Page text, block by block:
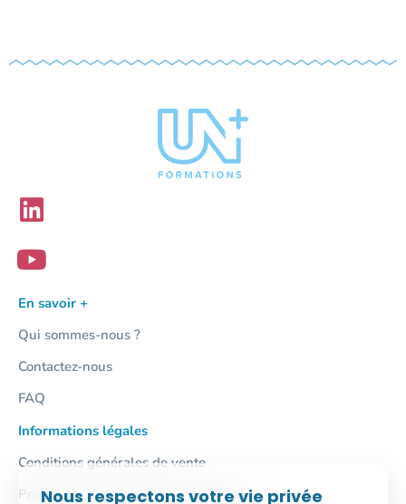
En savoir +
Qui sommes-nous ?
Contactez-nous
FAQ
Informations légales
Conditions générales de vente
Protection des données personnelles
Nous respectons votre vie privée